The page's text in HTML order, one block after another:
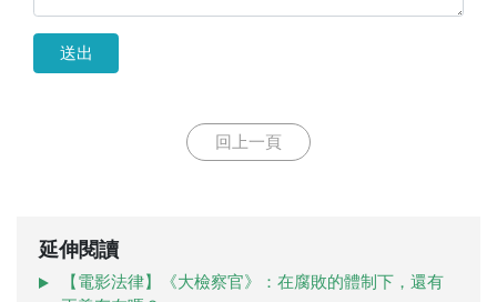
送出
回上一頁
延伸閱讀
【電影法律】《大檢察官》：在腐敗的體制下，還有